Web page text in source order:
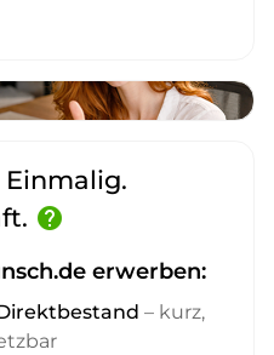
help
erwerben:
– kurz,